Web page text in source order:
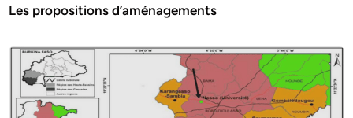
Les propositions d’aménagements